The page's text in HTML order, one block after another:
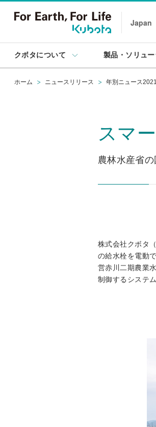
Japan
クボタについて 製品・ソリュ
ホーム ニュースリリース 年別ニュース
スマ
農林水産省
株式会社クボタ
の給水栓を電動
営赤川二期農業
制御するシステ